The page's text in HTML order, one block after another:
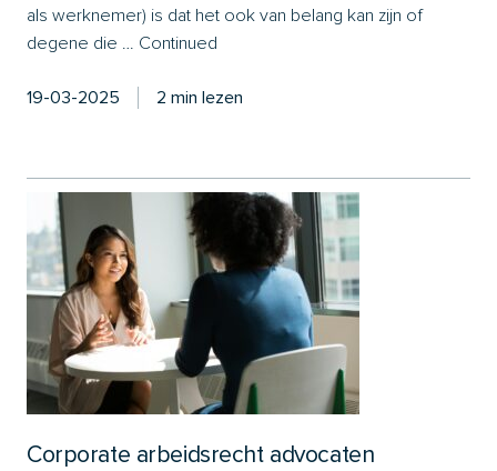
als werknemer) is dat het ook van belang kan zijn of
degene die … Continued
19-03-2025 2 min lezen
Corporate arbeidsrecht advocaten